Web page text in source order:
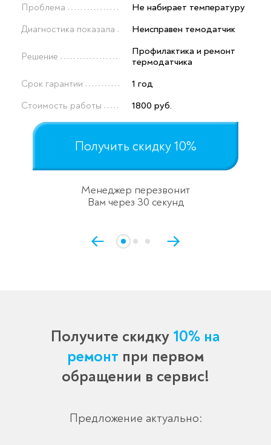
Проблема
Не набирает температуру
Диагностика показала
Неисправен темодатчик
Решение
Профилактика и ремонт
термодатчика
Срок гарантии
1 год
Стоимость работы
1800 руб.
Получить скидку 10%
Менеджер перезвонит
Вам через 30 секунд
Получите скидку 10% на
ремонт при первом
обращении в сервис!
Предложение актуально: